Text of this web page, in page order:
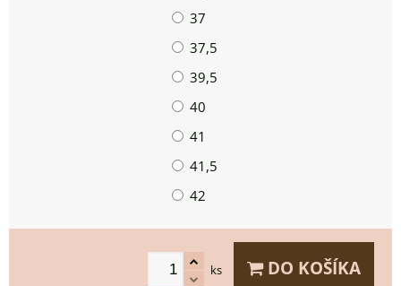
37
37,5
39,5
40
41
41,5
42
ks DO KOŠÍKA